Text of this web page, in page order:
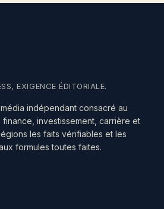
EXIGENCE ÉDITORIALE.
indépendant consacré au
investissement, carrière et
les faits vérifiables et les
formules toutes faites.